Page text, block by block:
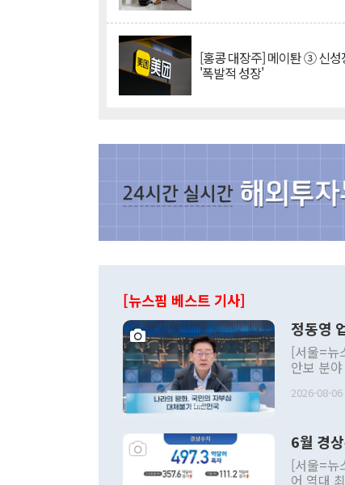
[홍콩 대장주] 메이퇀 ③ 신성
'폭발적 성장'
[뉴스핌 베스트 기사]
정동영
[서울=뉴
안보 분
발언 중
주의적
관의 대
관 부처
2026-08-
6월 경
[서울=뉴
어 역대